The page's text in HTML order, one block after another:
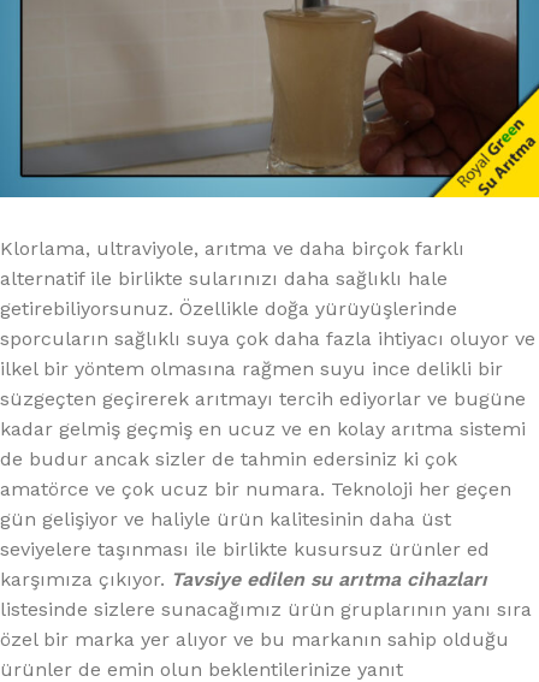
Klorlama, ultraviyole, arıtma ve daha birçok farklı
alternatif ile birlikte sularınızı daha sağlıklı hale
getirebiliyorsunuz. Özellikle doğa yürüyüşlerinde
sporcuların sağlıklı suya çok daha fazla ihtiyacı oluyor ve
ilkel bir yöntem olmasına rağmen suyu ince delikli bir
süzgeçten geçirerek arıtmayı tercih ediyorlar ve bugüne
kadar gelmiş geçmiş en ucuz ve en kolay arıtma sistemi
de budur ancak sizler de tahmin edersiniz ki çok
amatörce ve çok ucuz bir numara. Teknoloji her geçen
gün gelişiyor ve haliyle ürün kalitesinin daha üst
seviyelere taşınması ile birlikte kusursuz ürünler ed
karşımıza çıkıyor. Tavsiye edilen su arıtma cihazları
listesinde sizlere sunacağımız ürün gruplarının yanı sıra
özel bir marka yer alıyor ve bu markanın sahip olduğu
ürünler de emin olun beklentilerinize yanıt